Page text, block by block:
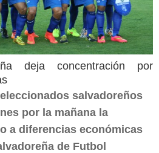
deja concentración por
salvadoreños
por la mañana la
a diferencias económicas
de Futbol